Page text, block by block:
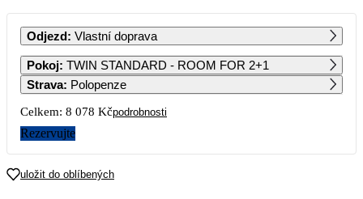
PO ÚT ST ČT PÁ SO NE
1
5 909
2
5 909
3
4
5 909
5
5 909
6
5 909
7 8 9 10
11
4 469 4 469 4 469 4 469 4 469 4 469 4 469
18 19
Odjezd: Vlastní doprava
Pokoj: TWIN STANDARD - ROOM FOR 2+1
Strava: Polopenze
Celkem: 8 078 Kčpodrobnosti
Rezervujte
uložit do oblíbených